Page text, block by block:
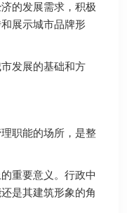
的发展需求，积极
展示城市品牌形
发展的基础和方
职能的场所，是整
重要意义。行政中
是其建筑形象的角